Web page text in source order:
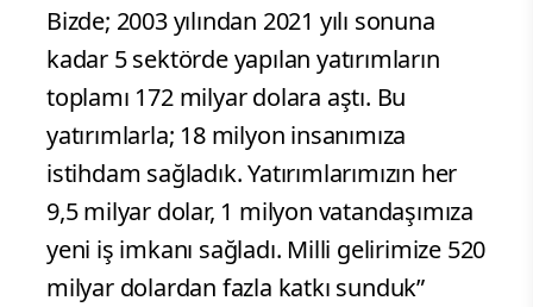
Bizde; 2003 yılından 2021 yılı sonuna
kadar 5 sektörde yapılan yatırımların
toplamı 172 milyar dolara aştı. Bu
yatırımlarla; 18 milyon insanımıza
istihdam sağladık. Yatırımlarımızın her
9,5 milyar dolar, 1 milyon vatandaşımıza
yeni iş imkanı sağladı. Milli gelirimize 520
milyar dolardan fazla katkı sunduk”